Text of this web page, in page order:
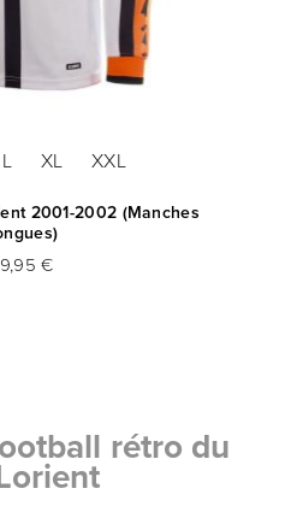
L XL XXL
2001-2002 (Manches
€
rétro du